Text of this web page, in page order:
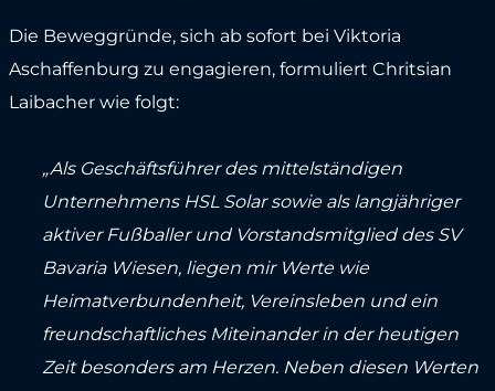
Die Beweggründe, sich ab sofort bei Viktoria
Aschaffenburg zu engagieren, formuliert Chritsian
Laibacher wie folgt:
„Als Geschäftsführer des mittelständigen
Unternehmens HSL Solar sowie als langjähriger
aktiver Fußballer und Vorstandsmitglied des SV
Bavaria Wiesen, liegen mir Werte wie
Heimatverbundenheit, Vereinsleben und ein
freundschaftliches Miteinander in der heutigen
Zeit besonders am Herzen. Neben diesen Werten